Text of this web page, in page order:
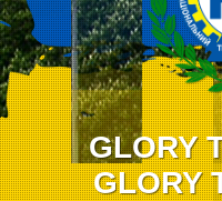
GLORY
GLORY